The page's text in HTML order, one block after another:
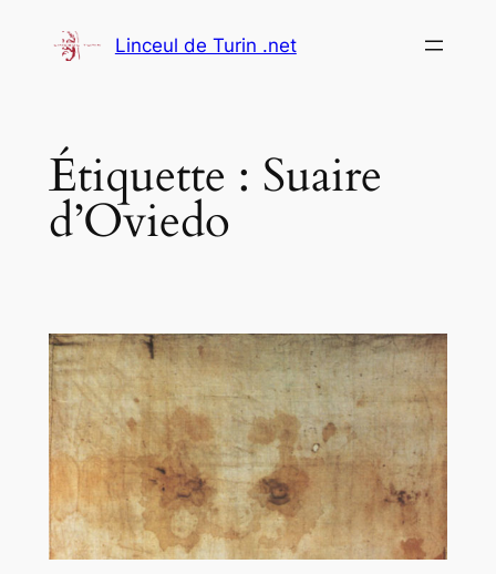
Linceul de Turin .net
Étiquette : Suaire
d’Oviedo